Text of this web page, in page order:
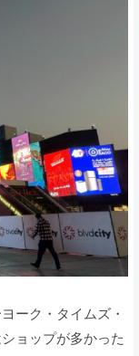
ーク・タイムズ・
ョップが多かった